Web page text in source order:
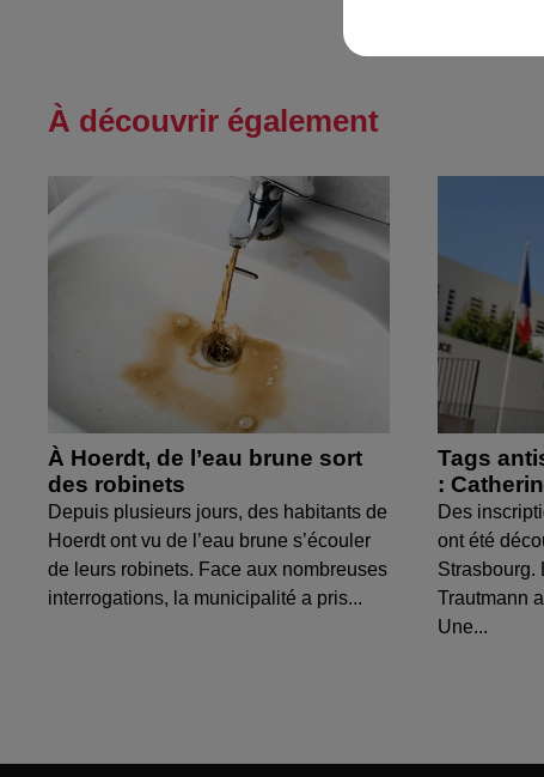
À découvrir également
À Hoerdt, de l’eau brune sort
des robinets
Depuis plusieurs jours, des habitants de
Hoerdt ont vu de l’eau brune s’écouler
de leurs robinets. Face aux nombreuses
interrogations, la municipalité a pris...
Tags
:
Des
ont été
Strasbourg.
Trautmann
Une...